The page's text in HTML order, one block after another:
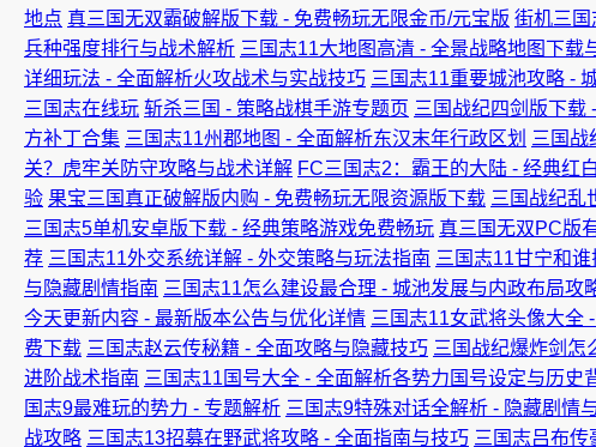
地点 真三国无双霸破解版下载 - 免费畅玩无限金币/元宝版 街机三国
兵种强度排行与战术解析 三国志11大地图高清 - 全景战略地图下载
详细玩法 - 全面解析火攻战术与实战技巧 三国志11重要城池攻略 -
三国志在线玩 斩杀三国 - 策略战棋手游专题页 三国战纪四剑版下载
方补丁合集 三国志11州郡地图 - 全面解析东汉末年行政区划 三国战
关？虎牢关防守攻略与战术详解 FC三国志2：霸王的大陆 - 经典红
验 果宝三国真正破解版内购 - 免费畅玩无限资源版下载 三国战纪乱
三国志5单机安卓版下载 - 经典策略游戏免费畅玩 真三国无双PC版
荐 三国志11外交系统详解 - 外交策略与玩法指南 三国志11甘宁和
与隐藏剧情指南 三国志11怎么建设最合理 - 城池发展与内政布局攻
今天更新内容 - 最新版本公告与优化详情 三国志11女武将头像大全
费下载 三国志赵云传秘籍 - 全面攻略与隐藏技巧 三国战纪爆炸剑怎
进阶战术指南 三国志11国号大全 - 全面解析各势力国号设定与历史
国志9最难玩的势力 - 专题解析 三国志9特殊对话全解析 - 隐藏剧情
战攻略 三国志13招募在野武将攻略 - 全面指南与技巧 三国志吕布传